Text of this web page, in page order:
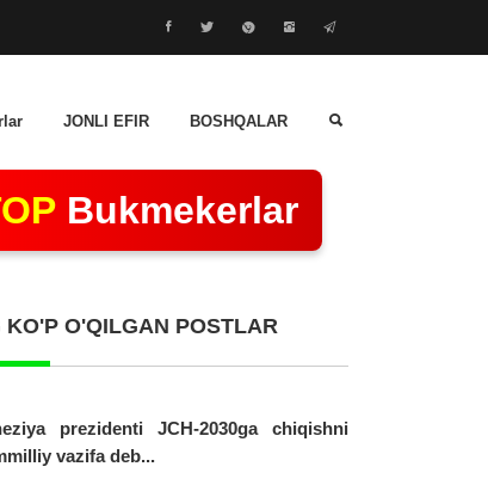
JONLI EFIR BOSHQALAR
Bukmekerlar
KO'P O'QILGAN POSTLAR
prezidenti JCH-2030ga chiqishni
vazifa deb...